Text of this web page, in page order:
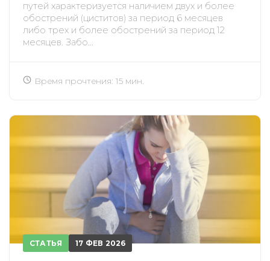
путей характеризуется наличием двух и более
обострений (циститов) за период 6 месяцев
либо трех и более обострений за период 12
месяцев. Забо...
Время прочтения: 15 мин.
СТАТЬЯ 17 ФЕВ 2026